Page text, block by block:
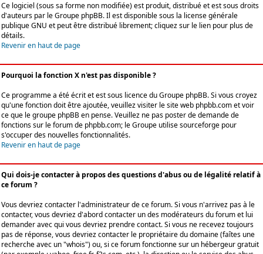
Ce logiciel (sous sa forme non modifiée) est produit, distribué et est sous droits
d'auteurs par leGroupe phpBB. Il est disponible sous la license générale
publique GNU et peut être distribué librement; cliquez sur le lien pour plus de
détails.
Revenir en haut de page
Pourquoi la fonction X n'est pas disponible ?
Ce programme a été écrit et est sous licence du Groupe phpBB. Si vous croyez
qu'une fonction doit être ajoutée, veuillez visiter le site web phpbb.com et voir
ce que le groupe phpBB en pense. Veuillez ne pas poster de demande de
fonctions sur le forum de phpbb.com; le Groupe utilise sourceforge pour
s'occuper des nouvelles fonctionnalités.
Revenir en haut de page
Qui dois-je contacter à propos des questions d'abus ou de légalité relatif à
ce forum ?
Vous devriez contacter l'administrateur de ce forum. Si vous n'arrivez pas à le
contacter, vous devriez d'abord contacter un des modérateurs du forum et lui
demander avec qui vous devriez prendre contact. Si vous ne recevez toujours
pas de réponse, vous devriez contacter le propriétaire du domaine (faîtes une
recherche avec un "whois") ou, si ce forum fonctionne sur un hébergeur gratuit